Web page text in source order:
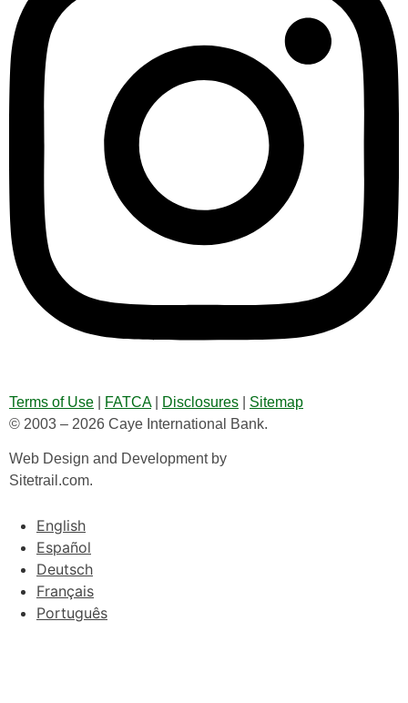
Terms of Use FATCA| Disclosures
Sitemap
© 2003 – 2026 Caye International Bank.
Web Design and Development by
Sitetrail.com.
English
Español
Deutsch
Français
Português